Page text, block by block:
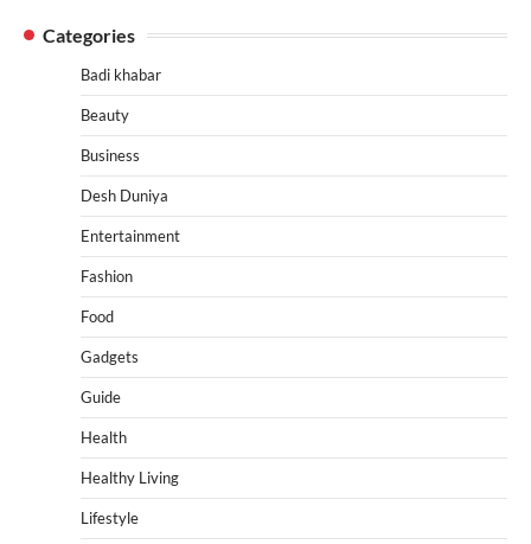
Categories
Badi khabar
Beauty
Business
Desh Duniya
Entertainment
Fashion
Food
Gadgets
Guide
Health
Healthy Living
Lifestyle